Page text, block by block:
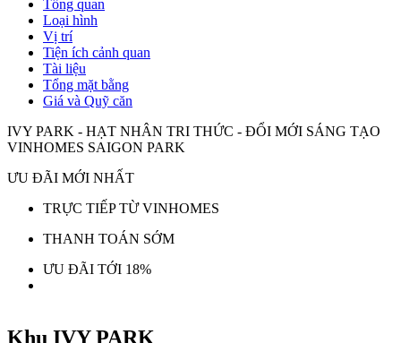
Tổng quan
Loại hình
Vị trí
Tiện ích cảnh quan
Tài liệu
Tổng mặt bằng
Giá và Quỹ căn
IVY PARK - HẠT NHÂN TRI THỨC - ĐỔI MỚI SÁNG TẠO
VINHOMES SAIGON PARK
ƯU ĐÃI MỚI NHẤT
TRỰC TIẾP TỪ VINHOMES
THANH TOÁN SỚM
ƯU ĐÃI TỚI 18%
Khu IVY PARK